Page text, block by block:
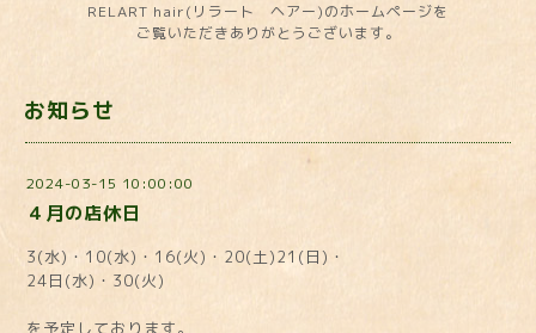
RELART hair(リラート ヘアー)のホームページを
ご覧いただきありがとうございます。
お知らせ
2024-03-15 10:00:00
４月の店休日
3(水)・10(水)・16(火)・20(土)21(日)・
24日(水)・30(火)
を予定しております。